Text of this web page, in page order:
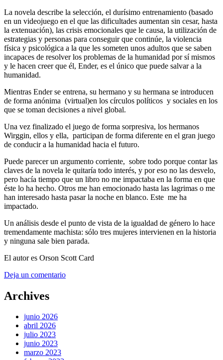
La novela describe la selección, el durísimo entrenamiento (basado
en un videojuego en el que las dificultades aumentan sin cesar, hasta
la extenuación), las crisis emocionales que le causa, la utilización de
estrategias y personas para conseguir que continúe, la violencia
física y psicológica a la que les someten unos adultos que se saben
incapaces de resolver los problemas de la humanidad por sí mismos
y le hacen creer que él, Ender, es el único que puede salvar a la
humanidad.
Mientras Ender se entrena, su hermano y su hermana se introducen
de forma anónima (virtual)en los círculos políticos y sociales en los
que se toman decisiones a nivel global.
Una vez finalizado el juego de forma sorpresiva, los hermanos
Wirggin, ellos y ella, participan de forma diferente en el gran juego
de conducir a la humanidad hacia el futuro.
Puede parecer un argumento corriente, sobre todo porque contar las
claves de la novela le quitaría todo interés, y por eso no las desvelo,
pero hacía tiempo que un libro no me impactaba en la forma en que
éste lo ha hecho. Otros me han emocionado hasta las lagrimas o me
han interesado hasta pasar la noche en blanco. Este me ha
impactado.
Un análisis desde el punto de vista de la igualdad de género lo hace
tremendamente machista: sólo tres mujeres intervienen en la historia
y ninguna sale bien parada.
El autor es Orson Scott Card
Deja un comentario
Archives
junio 2026
abril 2026
julio 2023
junio 2023
marzo 2023